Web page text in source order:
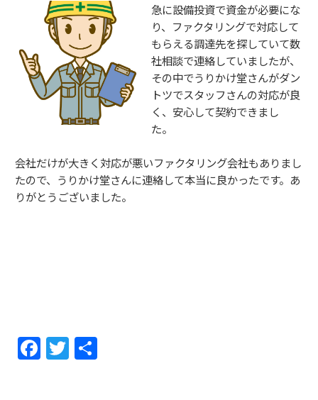
急に設備投資で資金が必要にな
り、ファクタリングで対応して
もらえる調達先を探していて数
社相談で連絡していましたが、
その中でうりかけ堂さんがダン
トツでスタッフさんの対応が良
く、安心して契約できまし
た。
会社だけが大きく対応が悪いファクタリング会社もありまし
たので、うりかけ堂さんに連絡して本当に良かったです。あ
りがとうございました。
F T